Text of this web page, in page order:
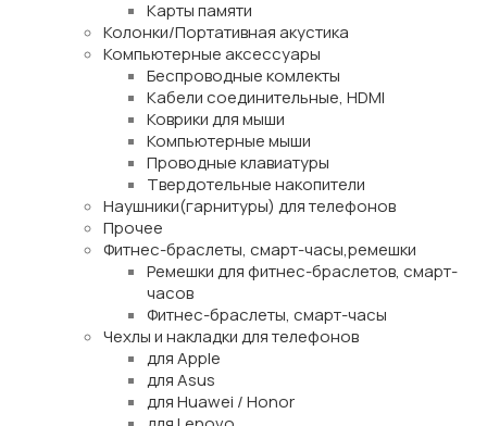
Карты памяти
Колонки/Портативная акустика
Компьютерные аксессуары
Беспроводные комлекты
Кабели соединительные, HDMI
Коврики для мыши
Компьютерные мыши
Проводные клавиатуры
Твердотельные накопители
Наушники(гарнитуры) для телефонов
Прочее
Фитнес-браслеты, смарт-часы,ремешки
Ремешки для фитнес-браслетов, смарт-
часов
Фитнес-браслеты, смарт-часы
Чехлы и накладки для телефонов
для Apple
для Asus
для Huawei / Honor